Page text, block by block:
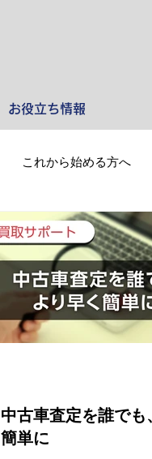
お役立ち情報
これから始める方へ
中古車査定を誰でも
簡単に